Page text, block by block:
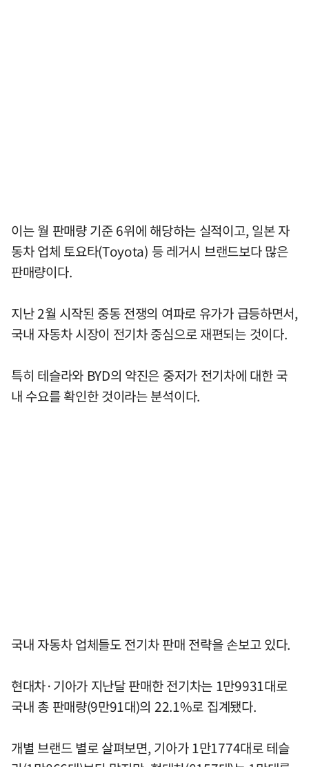
이는 월 판매량 기준 6위에 해당하는 실적이고, 일본 자
동차 업체 토요타(Toyota) 등 레거시 브랜드보다 많은
판매량이다.
지난 2월 시작된 중동 전쟁의 여파로 유가가 급등하면서,
국내 자동차 시장이 전기차 중심으로 재편되는 것이다.
특히 테슬라와 BYD의 약진은 중저가 전기차에 대한 국
내 수요를 확인한 것이라는 분석이다.
국내 자동차 업체들도 전기차 판매 전략을 손보고 있다.
현대차·기아가 지난달 판매한 전기차는 1만9931대로
국내 총 판매량(9만91대)의 22.1%로 집계됐다.
개별 브랜드 별로 살펴보면, 기아가 1만1774대로 테슬